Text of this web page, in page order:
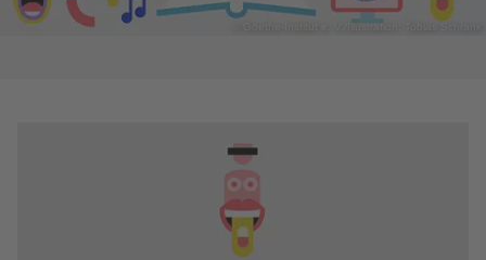
© Goethe-Institut e. V./Illustration: Tobias Schrank